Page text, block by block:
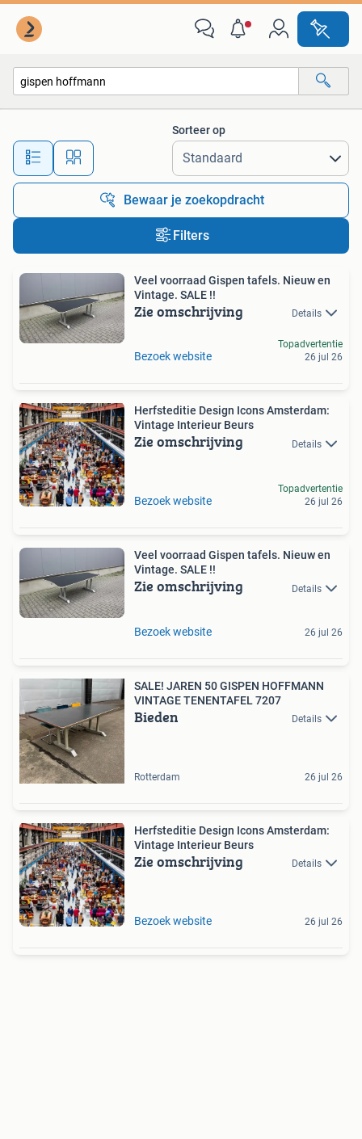
Alle afstanden…
Sorteer op
Bewaar je zoekopdracht
Filters
Veel voorraad Gispen tafels. Nieuw en
Vintage. SALE !!
Zie omschrijving Details
Bezoek website
Topadvertentie
26 jul 26
Herfsteditie Design Icons Amsterdam:
Vintage Interieur Beurs
Zie omschrijving Details
Bezoek website
Topadvertentie
26 jul 26
Veel voorraad Gispen tafels. Nieuw en
Vintage. SALE !!
Zie omschrijving Details
Bezoek website 26 jul 26
SALE! JAREN 50 GISPEN HOFFMANN
VINTAGE TENENTAFEL 7207
Bieden Details
Rotterdam 26 jul 26
Herfsteditie Design Icons Amsterdam:
Vintage Interieur Beurs
Zie omschrijving Details
Bezoek website 26 jul 26